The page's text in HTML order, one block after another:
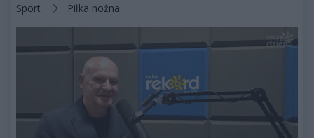
Kategorie artykułu:
Sport Piłka nożna